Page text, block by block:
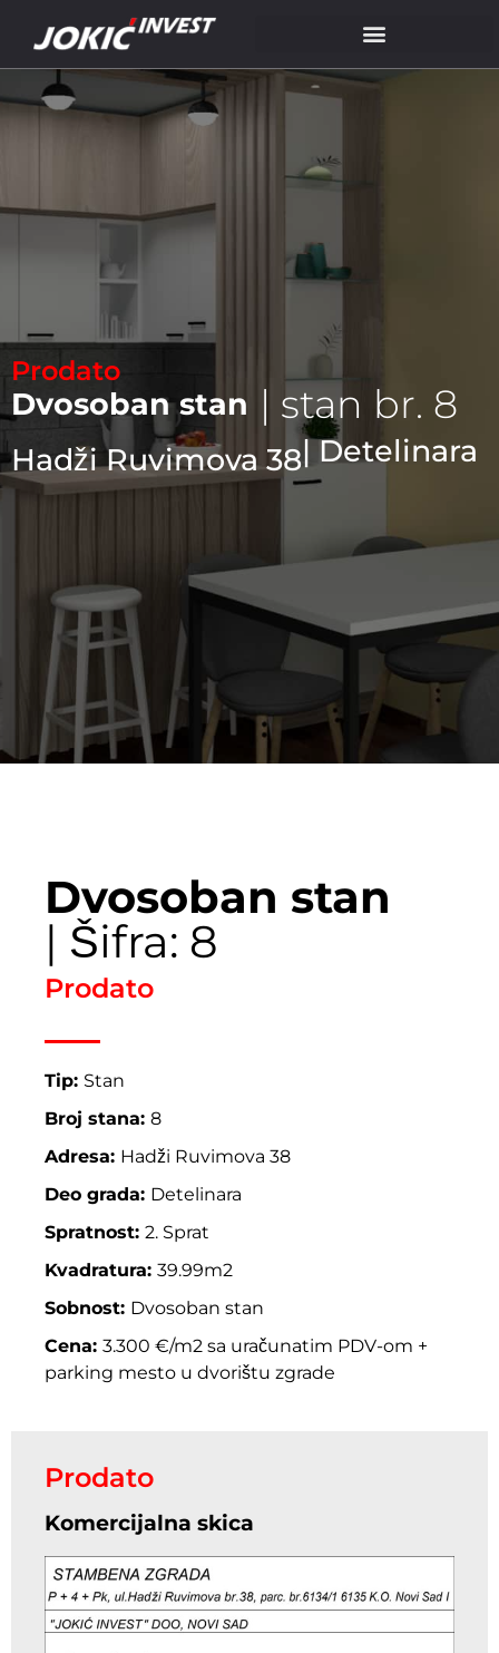
Prodato
Dvosoban stan | stan br. 8
Hadži Ruvimova 38| Detelinara
Dvosoban stan
| Šifra: 8
Prodato
Tip: Stan
Broj stana: 8
Adresa: Hadži Ruvimova 38
Deo grada: Detelinara
Spratnost: 2. Sprat
Kvadratura: 39.99m2
Sobnost: Dvosoban stan
Cena: 3.300 €/m2 sa uračunatim PDV-om +
parking mesto u dvorištu zgrade
Prodato
Komercijalna skica